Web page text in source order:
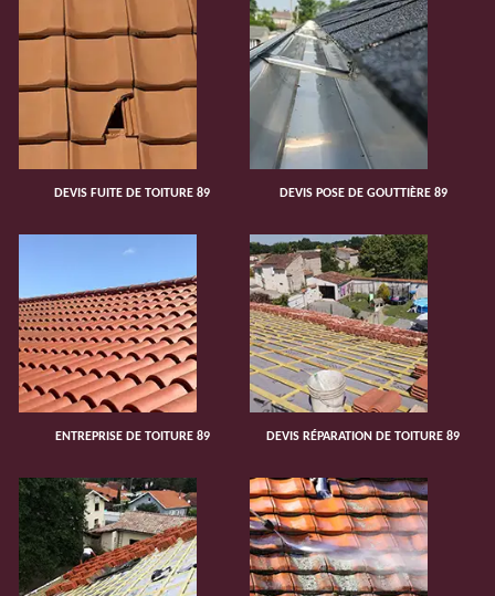
DEVIS FUITE DE TOITURE 89 DEVIS POSE DE GOUTTIÈRE 89
ENTREPRISE DE TOITURE 89 DEVIS RÉPARATION DE TOITURE 89